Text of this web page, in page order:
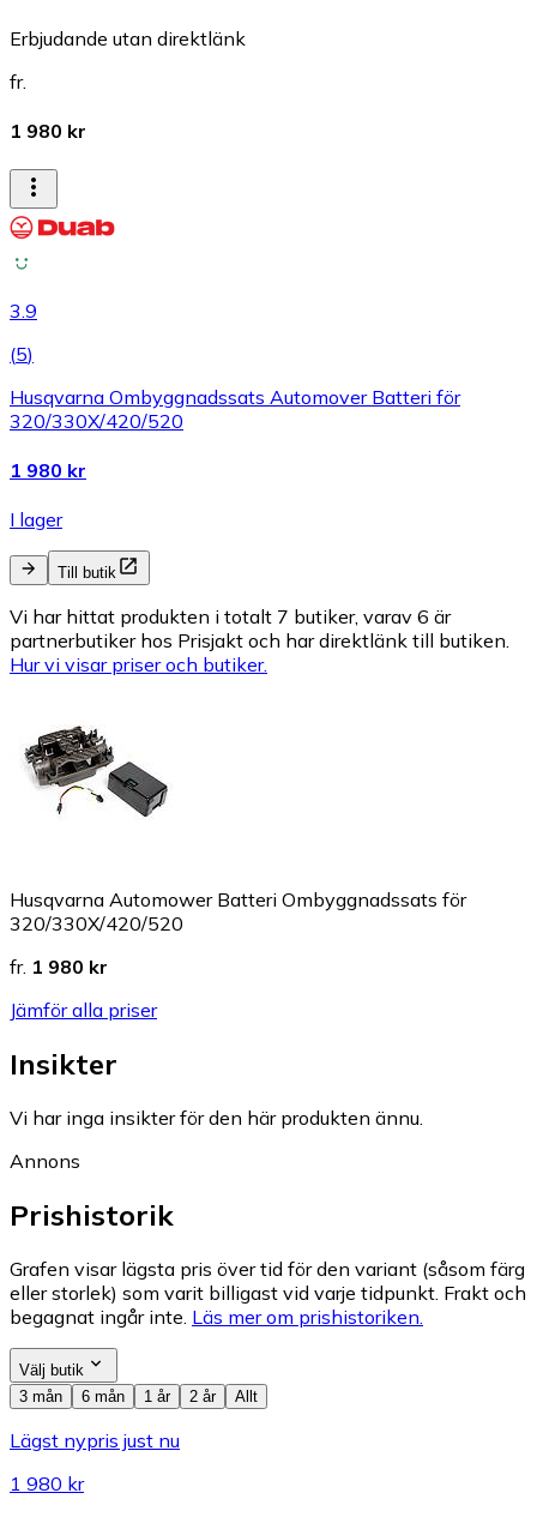
Erbjudande utan direktlänk
fr.
1 980 kr
3.9
(5)
Husqvarna Ombyggnadssats Automover Batteri för
320/330X/420/520
1 980 kr
I lager
Till butik
Vi har hittat produkten i totalt 7 butiker, varav 6 är
partnerbutiker hos Prisjakt och har direktlänk till butiken.
Hur vi visar priser och butiker.
Husqvarna Automower Batteri Ombyggnadssats för
320/330X/420/520
fr. 1 980 kr
Jämför alla priser
Insikter
Vi har inga insikter för den här produkten ännu.
Annons
Prishistorik
Grafen visar lägsta pris över tid för den variant (såsom färg
eller storlek) som varit billigast vid varje tidpunkt. Frakt och
begagnat ingår inte. Läs mer om prishistoriken.
Välj butik
3 mån
6 mån 1 år 2 år Allt
Lägst nypris just nu
1 980 kr